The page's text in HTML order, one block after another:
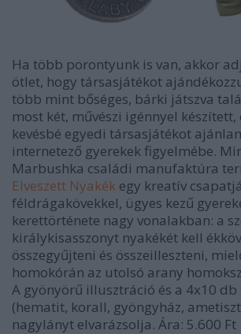
Ha több porontyunk is van, akkor
ötlet, hogy társasjátékot
több mint bőséges, bárki játszva
most két, művészi igénnyel készített,
kevésbé egyedi társasjátékot
internetező gyerekek figyelmébe.
Marbushka családi manufaktúra
Elveszett Nyakék egy kreatív
féldrágakövekkel, ügyes kezű
kerettörténete nagy vonalakban: a
királykisasszonyt nyakékét kell
összegyűjteni és összeilleszteni,
homokórán az utolsó arany
A gyönyörű illusztráció és a 4x10
(hematit, korall, gyöngyház,
nagylányt elvarázsolja. Ára: 5.600 Ft